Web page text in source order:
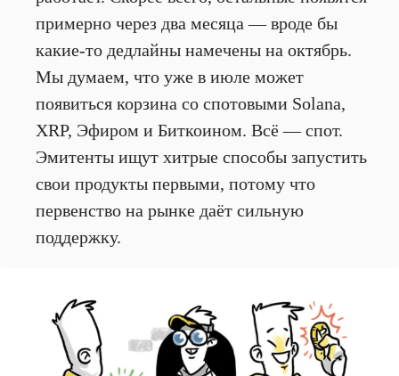
примерно через два месяца — вроде бы
какие-то дедлайны намечены на октябрь.
Мы думаем, что уже в июле может
появиться корзина со спотовыми Solana,
XRP, Эфиром и Биткоином. Всё — спот.
Эмитенты ищут хитрые способы запустить
свои продукты первыми, потому что
первенство на рынке даёт сильную
поддержку.